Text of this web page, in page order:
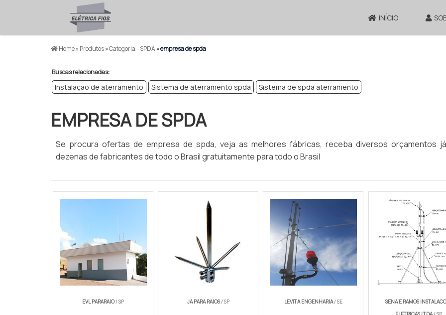
INÍCIO
Home»Produtos»Categoria - SPDA»empresa de spda
Buscas relacionadas:
Instalação de aterramento Sistema de aterramento spda Sistema de spda aterramento
EMPRESA DE SPDA
Se procura ofertas de empresa de spda, veja as melhores fábricas, receba diversos orçamentos
dezenas de fabricantes de todo o Brasil gratuitamente para todo o Brasil
EVL PARARAIO/ SP JA PARA RAIOS/ SP LEVITA ENGENHARIA/ SE
SENA E RAMOS